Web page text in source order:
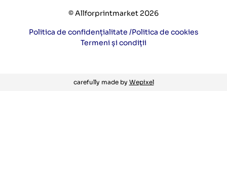
© Allforprintmarket 2026
Politica de confidențialitate /Politica de cookies
Termeni și condiții
carefully made by Wepixel